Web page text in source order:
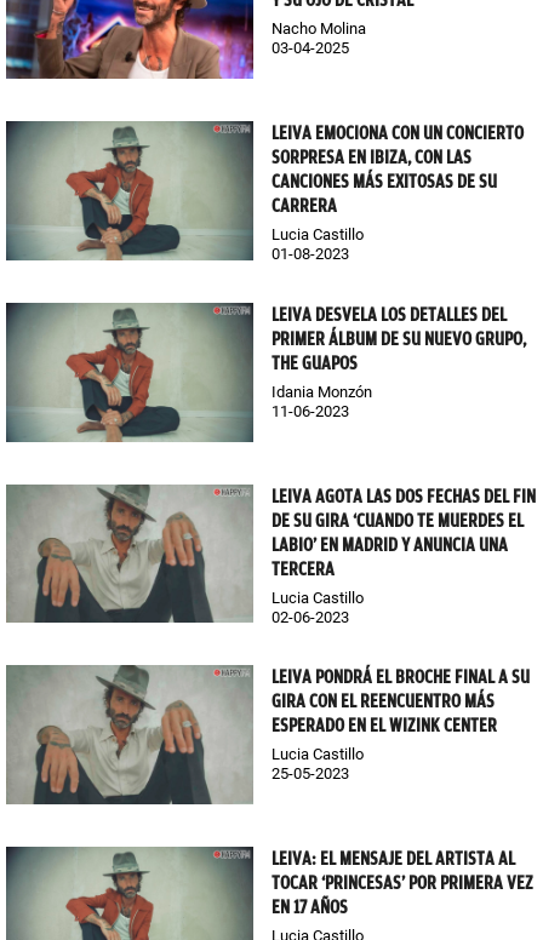
Nacho Molina
03-04-2025
LEIVA EMOCIONA CON UN CONCIERTO
SORPRESA EN IBIZA, CON LAS
CANCIONES MÁS EXITOSAS DE SU
CARRERA
Lucia Castillo
01-08-2023
LEIVA DESVELA LOS DETALLES DEL
PRIMER ÁLBUM DE SU NUEVO GRUPO,
THE GUAPOS
Idania Monzón
11-06-2023
LEIVA AGOTA LAS DOS FECHAS DEL FIN
DE SU GIRA ‘CUANDO TE MUERDES EL
LABIO’ EN MADRID Y ANUNCIA UNA
TERCERA
Lucia Castillo
02-06-2023
LEIVA PONDRÁ EL BROCHE FINAL A SU
GIRA CON EL REENCUENTRO MÁS
ESPERADO EN EL WIZINK CENTER
Lucia Castillo
25-05-2023
LEIVA: EL MENSAJE DEL ARTISTA AL
TOCAR ‘PRINCESAS’ POR PRIMERA VEZ
EN 17 AÑOS
Lucia Castillo